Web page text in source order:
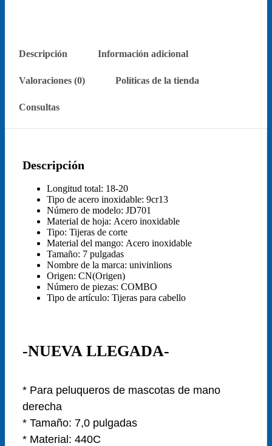
Descripción Información adicional
Valoraciones (0) Políticas de la tienda
Consultas
Descripción
Longitud total: 18-20
Tipo de acero inoxidable: 9cr13
Número de modelo: JD701
Material de hoja: Acero inoxidable
Tipo: Tijeras de corte
Material del mango: Acero inoxidable
Tamaño: 7 pulgadas
Nombre de la marca: univinlions
Origen: CN(Origen)
Número de piezas: COMBO
Tipo de artículo: Tijeras para cabello
-NUEVA LLEGADA-
* Para peluqueros de mascotas de mano
derecha
* Tamaño: 7,0 pulgadas
* Material: 440C